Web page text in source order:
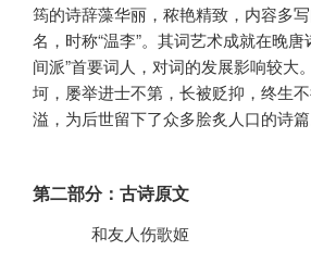
筠的诗辞藻华丽，秾艳精致，内容多
名，时称“温李”。其词艺术成就在晚
间派”首要词人，对词的发展影响较大
坷，屡举进士不第，长被贬抑，终生
溢，为后世留下了众多脍炙人口的诗篇
第二部分：古诗原文